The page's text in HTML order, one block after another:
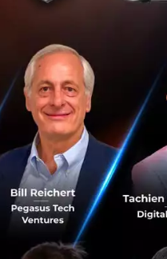
คุณสีหนาท กล่าวว่า ธนาคาร